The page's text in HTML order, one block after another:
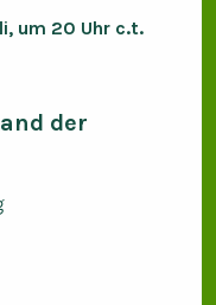
um 20 Uhr c.t.
der